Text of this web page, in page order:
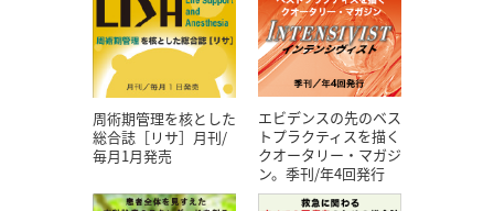
周術期管理を核とした
総合誌［リサ］月刊/
毎月1月発売
エビデンスの先のベス
トプラクティスを描く
クオータリー・マガジ
ン。季刊/年4回発行